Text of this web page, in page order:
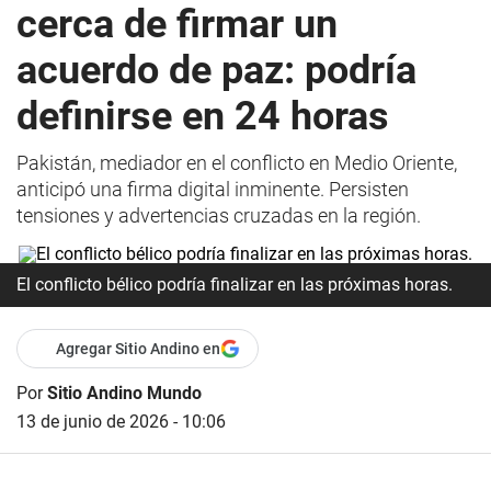
cerca de firmar un
acuerdo de paz: podría
definirse en 24 horas
Pakistán, mediador en el conflicto en Medio Oriente,
anticipó una firma digital inminente. Persisten
tensiones y advertencias cruzadas en la región.
El conflicto bélico podría finalizar en las próximas horas.
Agregar Sitio Andino en
PorSitio Andino Mundo
13 de junio de 2026 - 10:06